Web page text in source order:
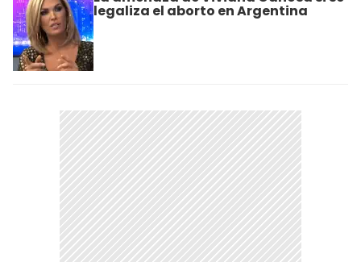
legaliza el aborto en Argentina